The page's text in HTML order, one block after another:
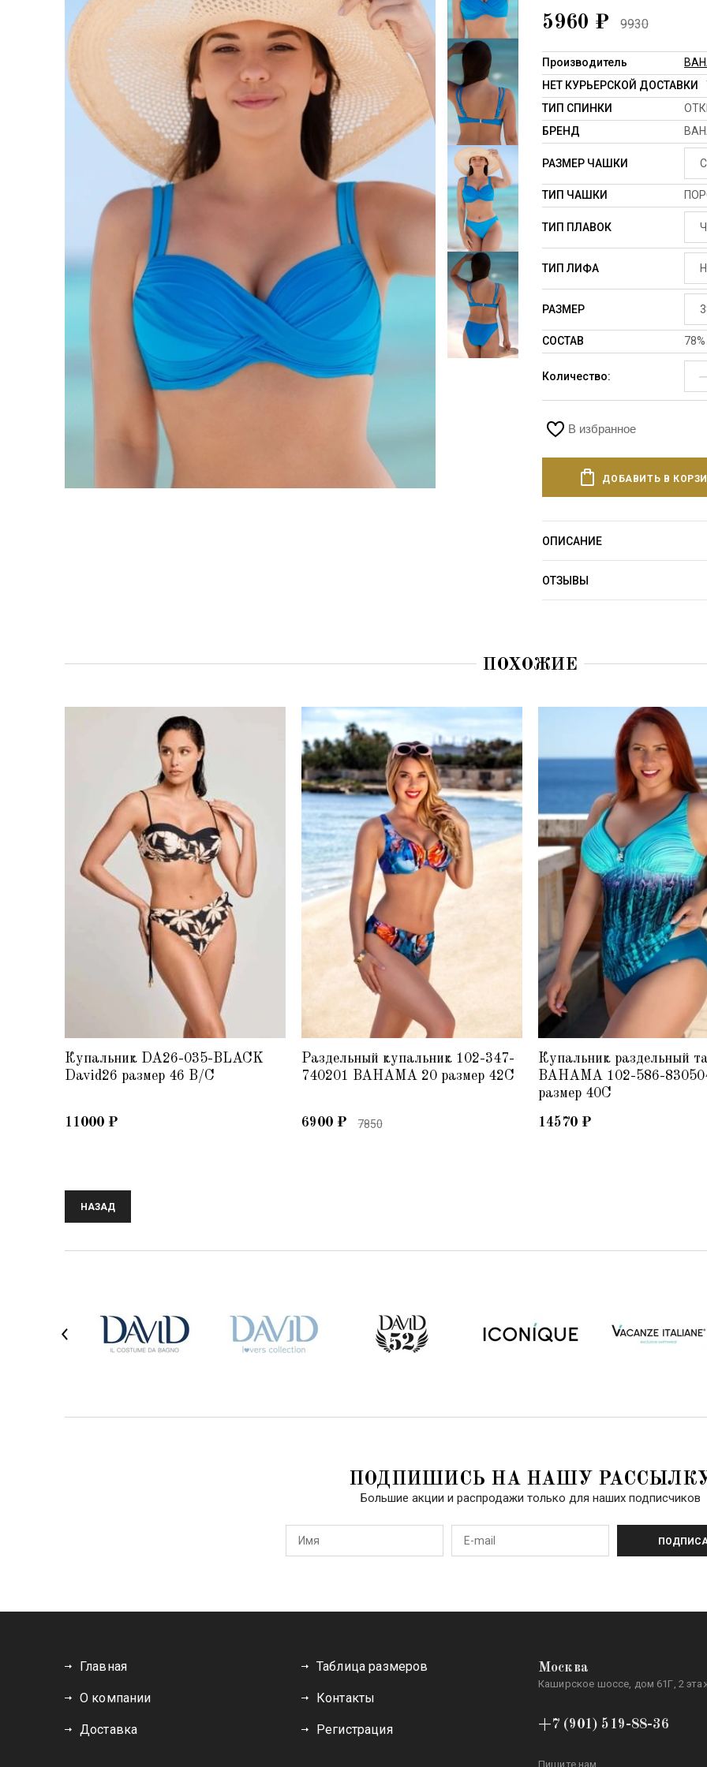
5960 ₽ 9930
Производитель
НЕТ КУРЬЕРСКОЙ ДОСТАВКИ
ТИП СПИНКИ
БРЕНД
РАЗМЕР ЧАШКИ C
ТИП ЧАШКИ
ТИП ПЛАВОК
ТИП ЛИФА
РАЗМЕР
СОСТАВ
Количество:
В избранное
ДОБАВИТЬ В
ОПИСАНИЕ
ОТЗЫВЫ
ПОХОЖИЕ
Купальник DA26-035-BLACK
David26 размер 46 B/C
11000 ₽
Раздельный купальник 102-347-
740201 BAHAMA 20 размер 42C
6900 ₽ 7850
Купальник раздельный
BAHAMA 102-586-
размер 40C
14570 ₽
НАЗАД
ПОДПИШИСЬ НА НАШУ
Большие акции и распродажи только для наших подписчиков
Главная
О компании
Доставка
Таблица размеров
Контакты
Регистрация
Москва
Каширское шоссе, дом 61Г, 2
+7 (901) 519-88-36
Пишите нам